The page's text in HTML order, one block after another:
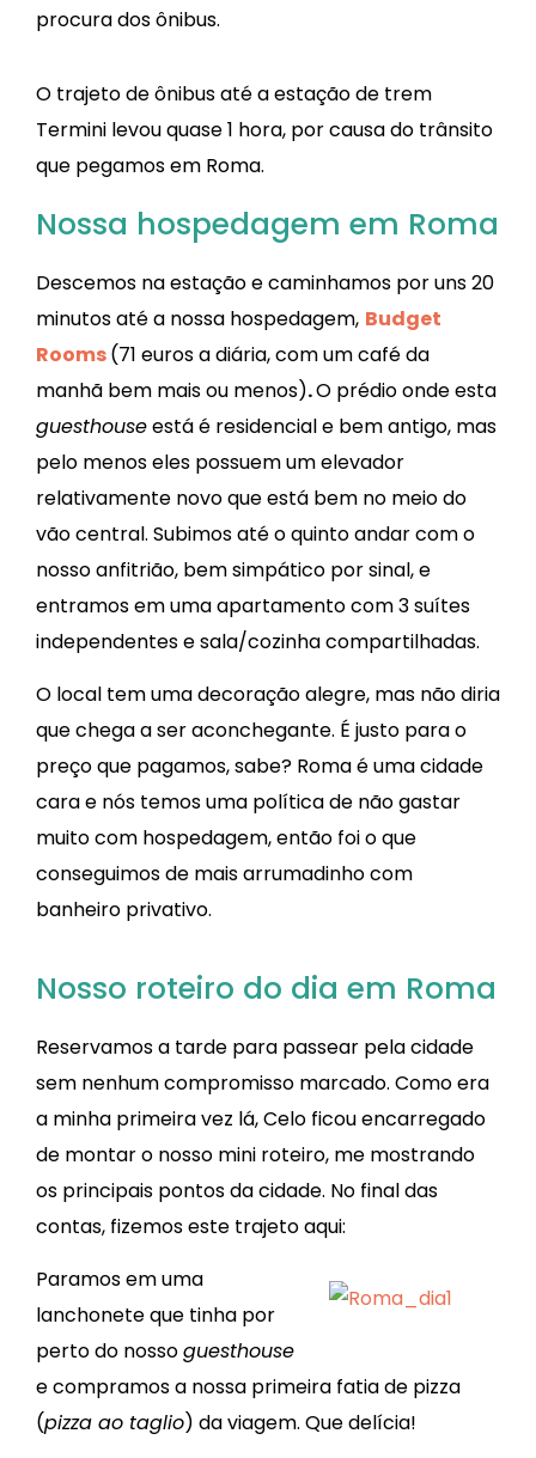
procura dos ônibus.
O trajeto de ônibus até a estação de trem
Termini levou quase 1 hora, por causa do trânsito
que pegamos em Roma.
Nossa hospedagem em Roma
Descemos na estação e caminhamos por uns 20
minutos até a nossa hospedagem, Budget
Rooms(71 euros a diária, com um café da
manhã bem mais ou menos).O prédio onde esta
guesthouseestá é residencial e bem antigo, mas
pelo menos eles possuem um elevador
relativamente novo que está bem no meio do
vão central. Subimos até o quinto andar com o
nosso anfitrião, bem simpático por sinal, e
entramos em uma apartamento com 3 suítes
independentes e sala/cozinha compartilhadas.
O local tem uma decoração alegre, mas não diria
que chega a ser aconchegante. É justo para o
preço que pagamos, sabe? Roma é uma cidade
cara e nós temos uma política de não gastar
muito com hospedagem, então foi o que
conseguimos de mais arrumadinho com
banheiro privativo.
Nosso roteiro do dia em Roma
Reservamos a tarde para passear pela cidade
sem nenhum compromisso marcado. Como era
a minha primeira vez lá, Celo ficou encarregado
de montar o nosso mini roteiro, me mostrando
os principais pontos da cidade. No final das
contas, fizemos este trajeto aqui:
Paramos em uma
lanchonete que tinha por
perto do nossoguesthouse
e compramos a nossa primeira fatia de pizza
(pizza ao taglio) da viagem. Que delícia!